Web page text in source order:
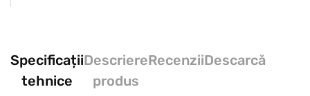
Specificații
tehnice
Descriere
produs
RecenziiDescarcă